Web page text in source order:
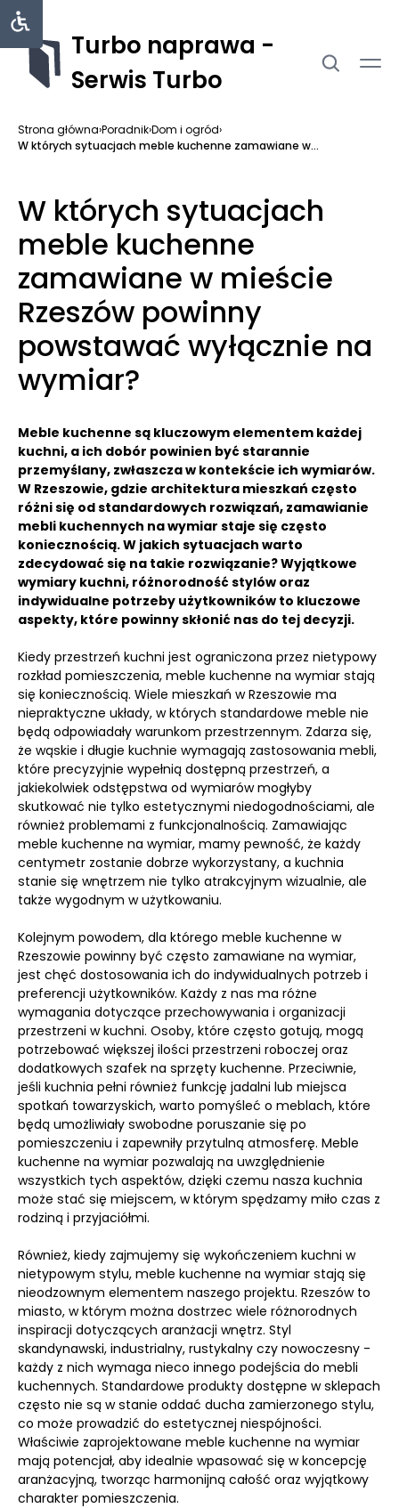
Turbo naprawa -
Serwis Turbo
Strona główna›Poradnik›Dom i ogród›
W których sytuacjach meble kuchenne zamawiane w...
W których sytuacjach
meble kuchenne
zamawiane w mieście
Rzeszów powinny
powstawać wyłącznie na
wymiar?
Meble kuchenne są kluczowym elementem każdej
kuchni, a ich dobór powinien być starannie
przemyślany, zwłaszcza w kontekście ich wymiarów.
W Rzeszowie, gdzie architektura mieszkań często
różni się od standardowych rozwiązań, zamawianie
mebli kuchennych na wymiar staje się często
koniecznością. W jakich sytuacjach warto
zdecydować się na takie rozwiązanie? Wyjątkowe
wymiary kuchni, różnorodność stylów oraz
indywidualne potrzeby użytkowników to kluczowe
aspekty, które powinny skłonić nas do tej decyzji.
Kiedy przestrzeń kuchni jest ograniczona przez nietypowy
rozkład pomieszczenia, meble kuchenne na wymiar stają
się koniecznością. Wiele mieszkań w Rzeszowie ma
niepraktyczne układy, w których standardowe meble nie
będą odpowiadały warunkom przestrzennym. Zdarza się,
że wąskie i długie kuchnie wymagają zastosowania mebli,
które precyzyjnie wypełnią dostępną przestrzeń, a
jakiekolwiek odstępstwa od wymiarów mogłyby
skutkować nie tylko estetycznymi niedogodnościami, ale
również problemami z funkcjonalnością. Zamawiając
meble kuchenne na wymiar, mamy pewność, że każdy
centymetr zostanie dobrze wykorzystany, a kuchnia
stanie się wnętrzem nie tylko atrakcyjnym wizualnie, ale
także wygodnym w użytkowaniu.
Kolejnym powodem, dla którego meble kuchenne w
Rzeszowie powinny być często zamawiane na wymiar,
jest chęć dostosowania ich do indywidualnych potrzeb i
preferencji użytkowników. Każdy z nas ma różne
wymagania dotyczące przechowywania i organizacji
przestrzeni w kuchni. Osoby, które często gotują, mogą
potrzebować większej ilości przestrzeni roboczej oraz
dodatkowych szafek na sprzęty kuchenne. Przeciwnie,
jeśli kuchnia pełni również funkcję jadalni lub miejsca
spotkań towarzyskich, warto pomyśleć o meblach, które
będą umożliwiały swobodne poruszanie się po
pomieszczeniu i zapewniły przytulną atmosferę. Meble
kuchenne na wymiar pozwalają na uwzględnienie
wszystkich tych aspektów, dzięki czemu nasza kuchnia
może stać się miejscem, w którym spędzamy miło czas z
rodziną i przyjaciółmi.
Również, kiedy zajmujemy się wykończeniem kuchni w
nietypowym stylu, meble kuchenne na wymiar stają się
nieodzownym elementem naszego projektu. Rzeszów to
miasto, w którym można dostrzec wiele różnorodnych
inspiracji dotyczących aranżacji wnętrz. Styl
skandynawski, industrialny, rustykalny czy nowoczesny -
każdy z nich wymaga nieco innego podejścia do mebli
kuchennych. Standardowe produkty dostępne w sklepach
często nie są w stanie oddać ducha zamierzonego stylu,
co może prowadzić do estetycznej niespójności.
Właściwie zaprojektowane meble kuchenne na wymiar
mają potencjał, aby idealnie wpasować się w koncepcję
aranżacyjną, tworząc harmonijną całość oraz wyjątkowy
charakter pomieszczenia.